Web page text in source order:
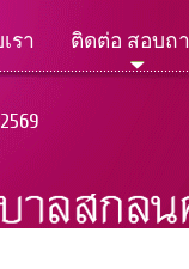
รา ติดต่อ สอบถ